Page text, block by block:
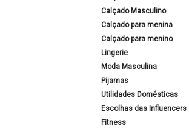
Calçado Masculino
Calçado para menina
Calçado para menino
Lingerie
Moda Masculina
Pijamas
Utilidades Domésticas
Escolhas das Influencers
Fitness